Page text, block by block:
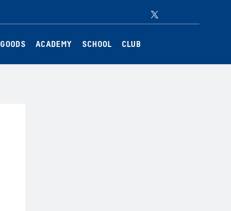
GOODS ACADEMY SCHOOL CLUB